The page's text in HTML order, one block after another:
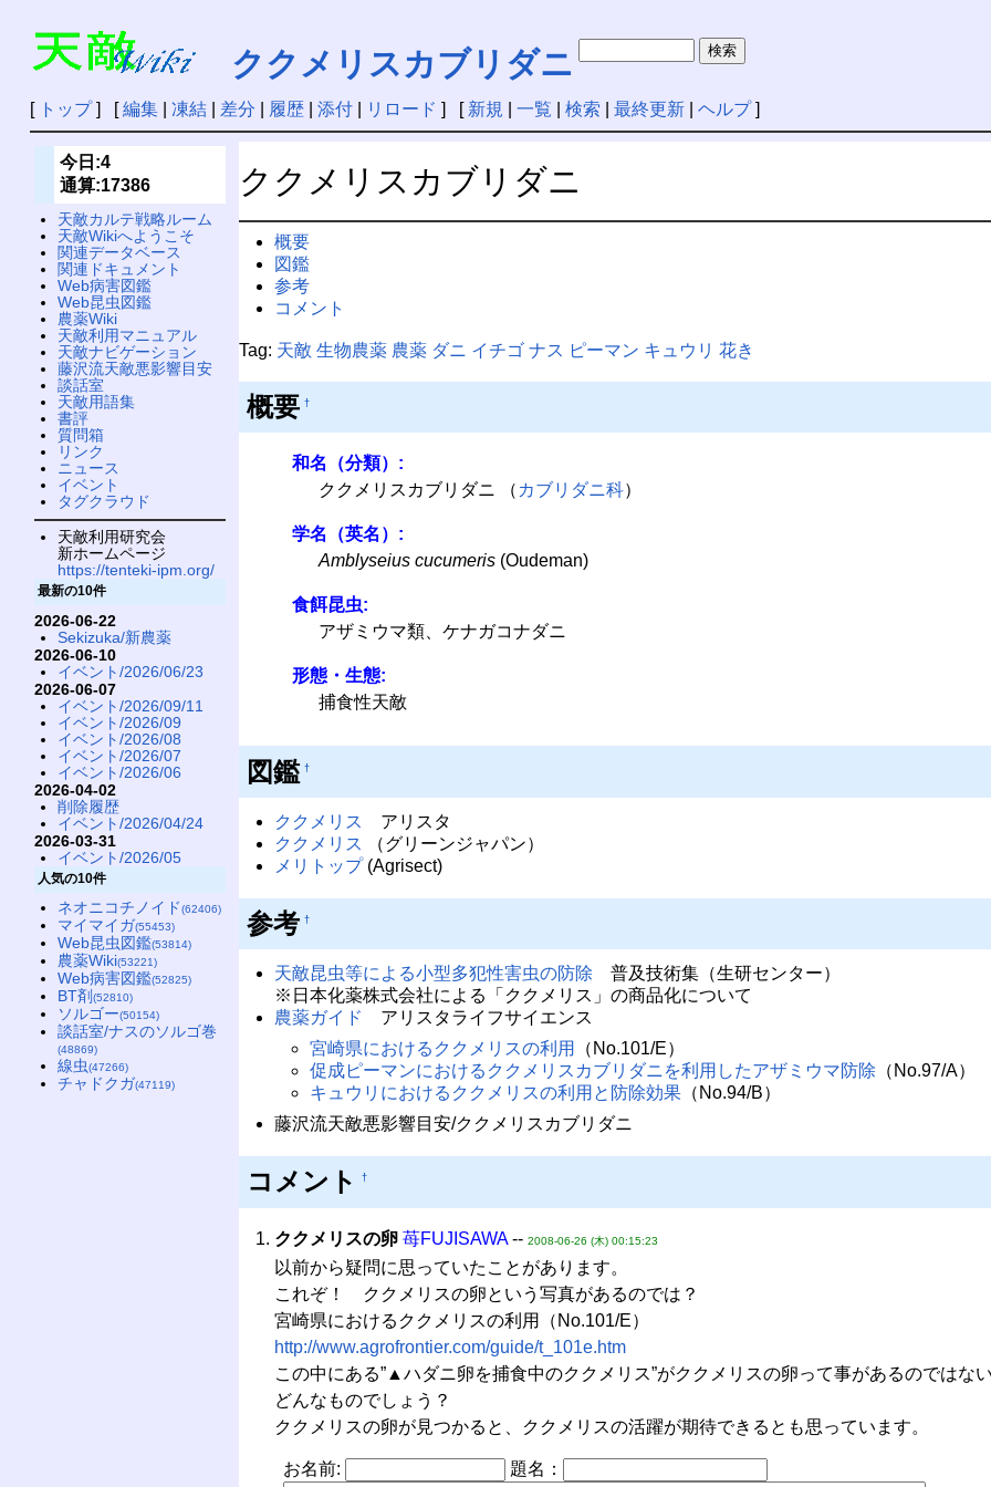
ククメリスカブリダニ
[ トップ] [編集| 凍結| 差分 履歴| 添付| リロード ] [ 新規 一覧 検索 最終更新| ヘルプ]
ククメリスカブリダニ
概要
図鑑
参考
コメント
Tag: 天敵 生物農薬 農薬 ダニ イチゴ ナス ピーマン キュウリ 花き
概要 †
和名（分類）:
ククメリスカブリダニ （ カブリダニ科）
学名（英名）:
Amblyseius cucumeris(Oudeman)
食餌昆虫:
アザミウマ類、ケナガコナダニ
形態・生態:
捕食性天敵
図鑑 †
ククメリス アリスタ
ククメリス （グリーンジャパン）
メリトップ(Agrisect)
参考 †
天敵昆虫等による小型多犯性害虫の防除 普及技術集（生研センター）
※日本化薬株式会社による「ククメリス」の商品化について
農薬ガイド アリスタライフサイエンス
宮崎県におけるククメリスの利用
（No.101/E）
促成ピーマンにおけるククメリスカブリダニを利用したアザミウマ防除 （No.97/A）
キュウリにおけるククメリスの利用と防除効果（No.94/B）
藤沢流天敵悪影響目安/ククメリスカブリダニ
コメント †
ククメリスの卵 苺FUJISAWA-- 2008-06-26 (木) 00:15:23
以前から疑問に思っていたことがあります。
これぞ！ ククメリスの卵という写真があるのでは？
宮崎県におけるククメリスの利用（No.101/E）
http://www.agrofrontier.com/guide/t_101e.htm
この中にある”▲ハダニ卵を捕食中のククメリス”がククメリスの卵って事があるのではな
どんなものでしょう？
ククメリスの卵が見つかると、ククメリスの活躍が期待できるとも思っています。
お名前: 題名：
今日:4
通算:17386
天敵カルテ戦略ルーム
天敵Wikiへようこそ
関連データベース
関連ドキュメント
Web病害図鑑
Web昆虫図鑑
農薬Wiki
天敵利用マニュアル
天敵ナビゲーション
藤沢流天敵悪影響目安
談話室
天敵用語集
書評
質問箱
リンク
ニュース
イベント
タグクラウド
天敵利用研究会
新ホームページ
https://tenteki-ipm.org/
最新の10件
2026-06-22
Sekizuka/新農薬
2026-06-10
イベント/2026/06/23
2026-06-07
イベント/2026/09/11
イベント/2026/09
イベント/2026/08
イベント/2026/07
イベント/2026/06
2026-04-02
削除履歴
イベント/2026/04/24
2026-03-31
イベント/2026/05
人気の10件
ネオニコチノイド(62406)
マイマイガ(55453)
Web昆虫図鑑(53814)
農薬Wiki(53221)
Web病害図鑑(52825)
BT剤(52810)
ソルゴー(50154)
談話室/ナスのソルゴ巻
(48869)
線虫(47266)
チャドクガ(47119)